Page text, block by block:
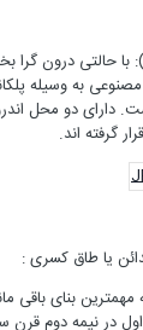
درون گرا
اند.